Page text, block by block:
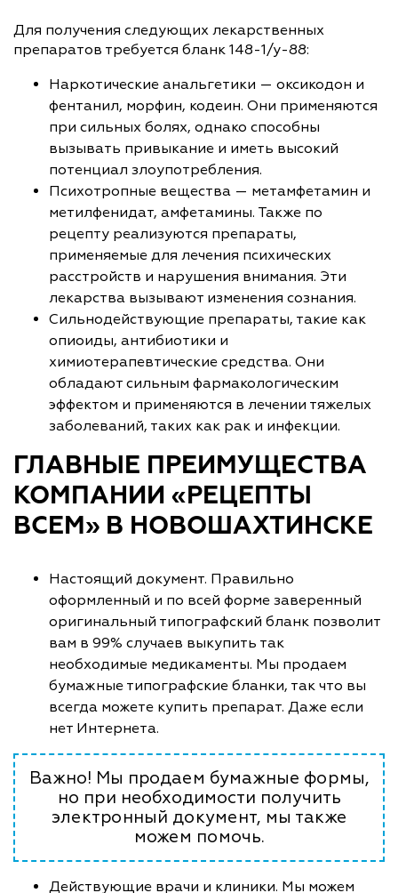
Для получения следующих лекарственных
препаратов требуется бланк 148-1/у-88:
Наркотические анальгетики — оксикодон и
фентанил, морфин, кодеин. Они применяются
при сильных болях, однако способны
вызывать привыкание и иметь высокий
потенциал злоупотребления.
Психотропные вещества — метамфетамин и
метилфенидат, амфетамины. Также по
рецепту реализуются препараты,
применяемые для лечения психических
расстройств и нарушения внимания. Эти
лекарства вызывают изменения сознания.
Сильнодействующие препараты, такие как
опиоиды, антибиотики и
химиотерапевтические средства. Они
обладают сильным фармакологическим
эффектом и применяются в лечении тяжелых
заболеваний, таких как рак и инфекции.
ГЛАВНЫЕ ПРЕИМУЩЕСТВА
КОМПАНИИ «РЕЦЕПТЫ
ВСЕМ» В НОВОШАХТИНСКЕ
Настоящий документ. Правильно
оформленный и по всей форме заверенный
оригинальный типографский бланк позволит
вам в 99% случаев выкупить так
необходимые медикаменты. Мы продаем
бумажные типографские бланки, так что вы
всегда можете купить препарат. Даже если
нет Интернета.
Важно! Мы продаем бумажные формы,
но при необходимости получить
электронный документ, мы также
можем помочь.
Действующие врачи и клиники. Мы можем